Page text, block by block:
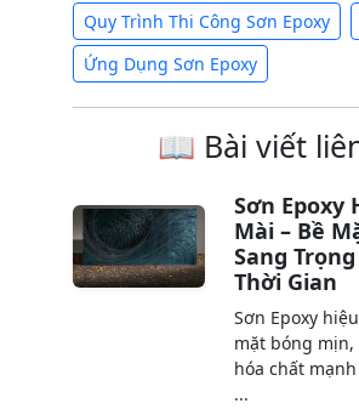
Quy Trình Thi Công Sơn Epoxy
Ứng Dụng Sơn Epoxy
📖 Bài viết
Sơn Epoxy
Mài – Bề
Sang
Thời Gian
Sơn Epoxy
mặt bóng mịn,
hóa chất
...